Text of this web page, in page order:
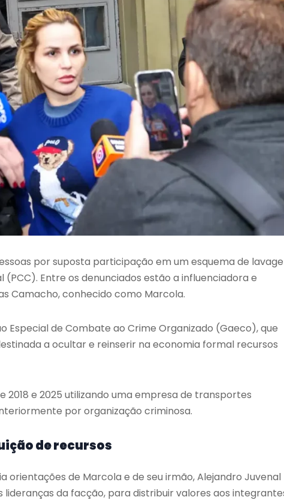
por suposta participação em um esquema de
Entre os denunciados estão a influenciadora e
Camacho, conhecido como Marcola.
Especial de Combate ao Crime Organizado (Gaeco), que
a ocultar e reinserir na economia formal recursos
e 2025 utilizando uma empresa de transportes
por organização criminosa.
de recursos
orientações de Marcola e de seu irmão, Alejandro Juvenal
da facção, para distribuir valores aos